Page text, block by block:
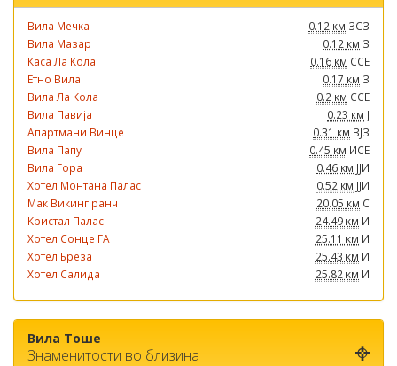
Вила Мечка 0.12 км ЗСЗ
Вила Мазар
0.12 км З
Каса Ла Кола
0.16 км ССЕ
Етно Вила
0.17 км З
Вила Ла Кола
0.2 км ССЕ
Вила Павија
0.23 км Ј
Апартмани Винце
0.31 км ЗЈЗ
Вила Папу
0.45 км ИСЕ
Вила Гора
0.46 км ЈЈИ
Хотел Монтана Палас
0.52 км ЈЈИ
Мак Викинг ранч
20.05 км С
Кристал Палас
24.49 км И
Хотел Сонце ГА
25.11 км И
Хотел Бреза
25.43 км И
Хотел Салида
25.82 км И
Вила Тоше
Знаменитости во близина